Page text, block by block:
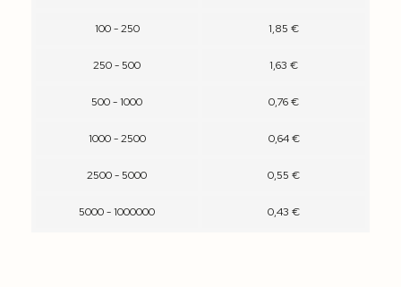
100 - 250 1,85 €
250 - 500 1,63 €
500 - 1000 0,76 €
1000 - 2500 0,64 €
2500 - 5000 0,55 €
5000 - 1000000 0,43 €